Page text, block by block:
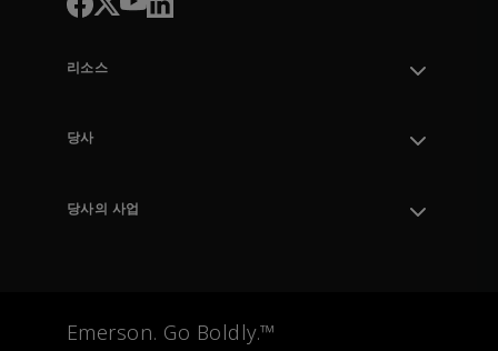
리소스
주문 추적
교육
당사
환경, 사회 및 거버넌스
당사의 사업
측정 계측
Emerson. Go Boldly.™